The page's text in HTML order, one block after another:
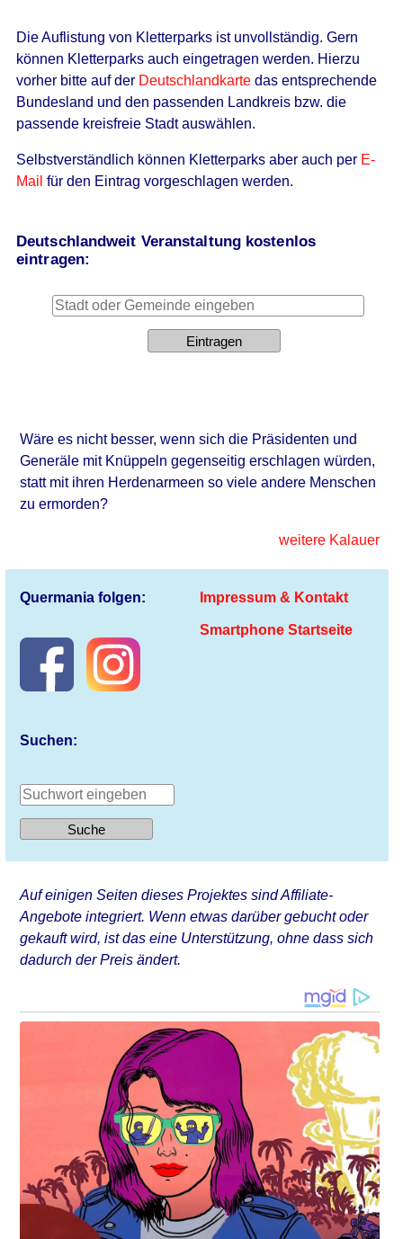
Die Auflistung von Kletterparks ist unvollständig. Gern
können Kletterparks auch eingetragen werden. Hierzu
vorher bitte auf der Deutschlandkarte das entsprechende
Bundesland und den passenden Landkreis bzw. die
passende kreisfreie Stadt auswählen.
Selbstverständlich können Kletterparks aber auch per E-
Mail für den Eintrag vorgeschlagen werden.
Deutschlandweit Veranstaltung kostenlos
eintragen:
Wäre es nicht besser, wenn sich die Präsidenten und
Generäle mit Knüppeln gegenseitig erschlagen würden,
statt mit ihren Herdenarmeen so viele andere Menschen
zu ermorden?
weitere Kalauer
Quermania folgen: Impressum & Kontakt
Smartphone Startseite
Suchen:
Auf einigen Seiten dieses Projektes sind Affiliate-
Angebote integriert. Wenn etwas darüber gebucht oder
gekauft wird, ist das eine Unterstützung, ohne dass sich
dadurch der Preis ändert.